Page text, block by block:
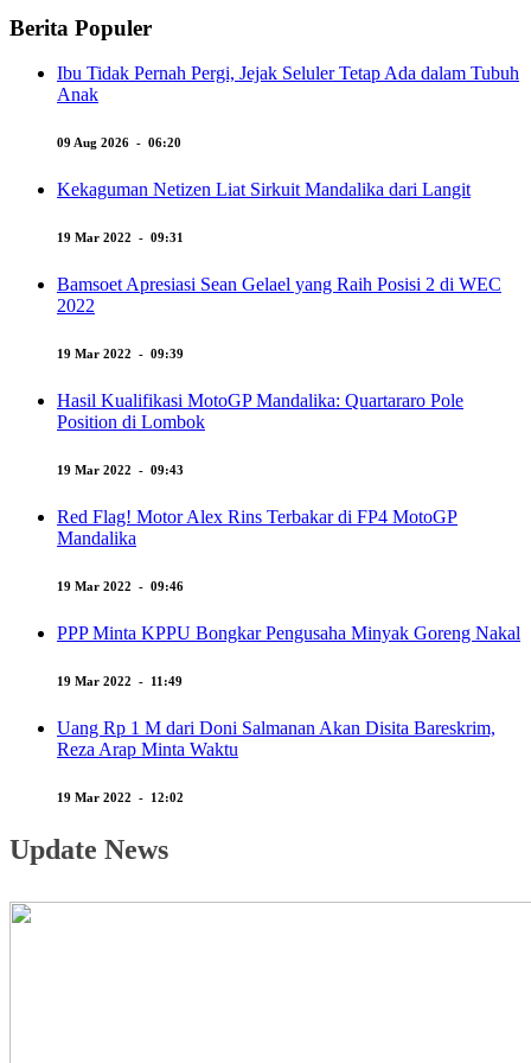
Berita Populer
Ibu Tidak Pernah Pergi, Jejak Seluler Tetap Ada dalam Tubuh
Anak
09 Aug 2026 - 06:20
Kekaguman Netizen Liat Sirkuit Mandalika dari Langit
19 Mar 2022 - 09:31
Bamsoet Apresiasi Sean Gelael yang Raih Posisi 2 di WEC
2022
19 Mar 2022 - 09:39
Hasil Kualifikasi MotoGP Mandalika: Quartararo Pole
Position di Lombok
19 Mar 2022 - 09:43
Red Flag! Motor Alex Rins Terbakar di FP4 MotoGP
Mandalika
19 Mar 2022 - 09:46
PPP Minta KPPU Bongkar Pengusaha Minyak Goreng Nakal
19 Mar 2022 - 11:49
Uang Rp 1 M dari Doni Salmanan Akan Disita Bareskrim,
Reza Arap Minta Waktu
19 Mar 2022 - 12:02
Update News